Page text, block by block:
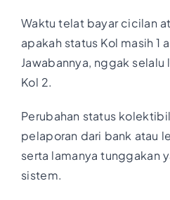
Waktu telat bayar cicilan
apakah status Kol masih 1
Jawabannya, nggak
Kol 2.
Perubahan status
pelaporan dari bank atau
serta lamanya tunggakan
sistem.